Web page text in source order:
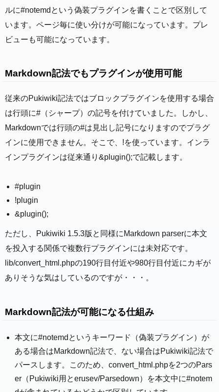
ルに#notemdという偽装プラグインを書くことで区別して
います。ページ毎に使い分けが可能になっています。プレ
ビューも可能になっています。
Markdown記法でもプラグインが使用可能
従来のPukiwiki記法ではブロックプラグインを使用する場合
は行頭に#（シャープ）の記号を付けていました。しかし、
Markdownでは行頭の#は見出し記号になりますのでプラグ
インに使用できません。そこで、!を使っています。インラ
インプラグインは従来通り&plugin();で記載します。
#plugin
!plugin
&plugin();
ただし、Pukiwiki 1.5.3版と同様にMarkdown parserに本文
を投入する関係で複数行プラグインには未対応です。
lib/convert_html.phpの190行目付近や980行目付近にカギが
ありそうな気はしているのですが・・・。
Markdown記法が可能になる仕組み
本文に#notemdというキーワード（偽装プラグイン）が
ある場合はMarkdown記法で、ない場合はPukiwiki記法で
パースします。このため、convert_html.phpを2つのPars
er（Pukiwiki用とerusev/Parsedown）を本文中に#notem